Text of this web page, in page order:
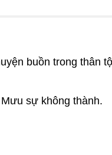
buồn trong thân
sự không thành.